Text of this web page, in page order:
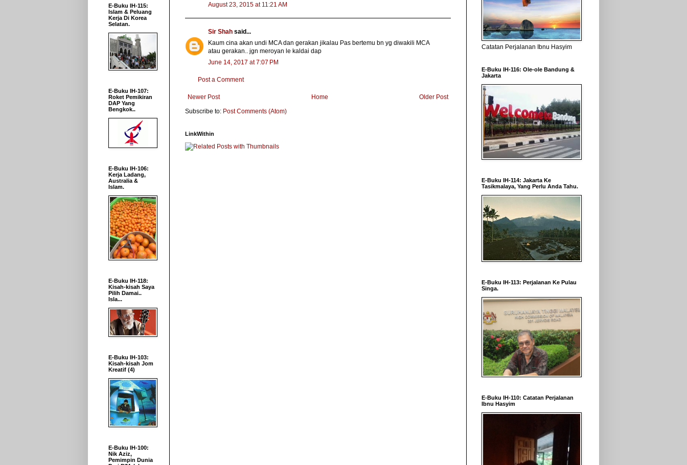
August 23, 2015 at 11:21 AM
Sir Shah said...
Kaum cina akan undi MCA dan gerakan jikalau Pas bertemu bn yg diwakili MCA
atau gerakan.. jgn meroyan le kaldai dap
June 14, 2017 at 7:07 PM
Post a Comment
Newer Post Older Post
Home
Subscribe to: Post Comments (Atom)
LinkWithin
E-Buku IH-115:
Islam & Peluang
Kerja Di Korea
Selatan.
E-Buku IH-107:
Roket Pemikiran
DAP Yang
Bengkok..
E-Buku IH-106:
Kerja Ladang,
Australia &
Islam.
E-Buku IH-118:
Kisah-kisah Saya
Pilih Damai..
Isla...
E-Buku IH-103:
Kisah-kisah Jom
Kreatif (4)
E-Buku IH-100:
Nik Aziz,
Pemimpin Dunia
Catatan Perjalanan Ibnu Hasyim
E-Buku IH-116: Ole-ole Bandung &
Jakarta
E-Buku IH-114: Jakarta Ke
Tasikmalaya, Yang Perlu Anda Tahu.
E-Buku IH-113: Perjalanan Ke Pulau
Singa.
E-Buku IH-110: Catatan Perjalanan
Ibnu Hasyim